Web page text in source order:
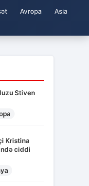
Avropa
Asia
Stiven
Kristina
ciddi